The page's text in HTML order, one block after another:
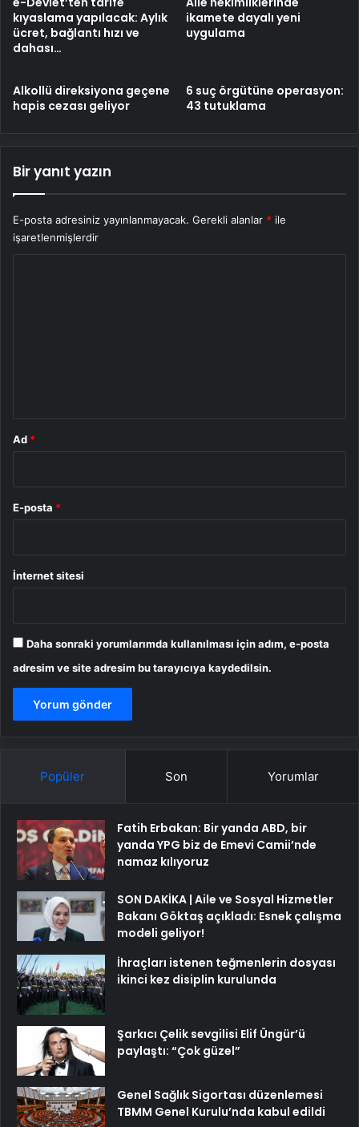
kıyaslama yapılacak: Aylık
ücret, bağlantı hızı ve
dahası…
ikamete dayalı yeni
uygulama
Alkollü direksiyona geçene
hapis cezası geliyor
6 suç örgütüne operasyon:
43 tutuklama
Bir yanıt yazın
E-posta adresiniz yayınlanmayacak. Gerekli alanlar * ile
işaretlenmişlerdir
Ad *
E-posta *
İnternet sitesi
Daha sonraki yorumlarımda kullanılması için adım, e-posta
adresim ve site adresim bu tarayıcıya kaydedilsin.
Popüler Son Yorumlar
Fatih Erbakan: Bir yanda ABD, bir
yanda YPG biz de Emevi Camii’nde
namaz kılıyoruz
SON DAKİKA | Aile ve Sosyal Hizmetler
Bakanı Göktaş açıkladı: Esnek çalışma
modeli geliyor!
İhraçları istenen teğmenlerin dosyası
ikinci kez disiplin kurulunda
Şarkıcı Çelik sevgilisi Elif Üngür’ü
paylaştı: “Çok güzel”
Genel Sağlık Sigortası düzenlemesi
TBMM Genel Kurulu’nda kabul edildi